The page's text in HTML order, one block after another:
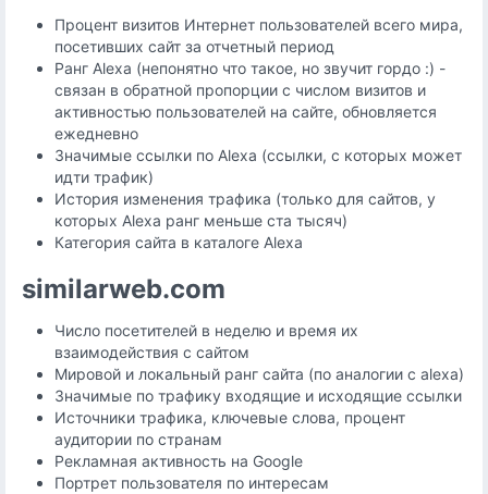
Процент визитов Интернет пользователей всего мира,
посетивших сайт за отчетный период
Ранг Alexa (непонятно что такое, но звучит гордо :) -
связан в обратной пропорции с числом визитов и
активностью пользователей на сайте, обновляется
ежедневно
Значимые ссылки по Alexa (ссылки, с которых может
идти трафик)
История изменения трафика (только для сайтов, у
которых Alexa ранг меньше ста тысяч)
Категория сайта в каталоге Alexa
similarweb.com
Число посетителей в неделю и время их
взаимодействия с сайтом
Мировой и локальный ранг сайта (по аналогии с alexa)
Значимые по трафику входящие и исходящие ссылки
Источники трафика, ключевые слова, процент
аудитории по странам
Рекламная активность на Google
Портрет пользователя по интересам